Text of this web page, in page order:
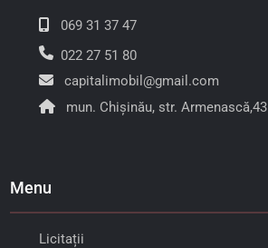
069 31 37 47
022 27 51 80
capitalimobil@gmail.com
mun. Chișinău, str. Armenască,43
Menu
Licitații